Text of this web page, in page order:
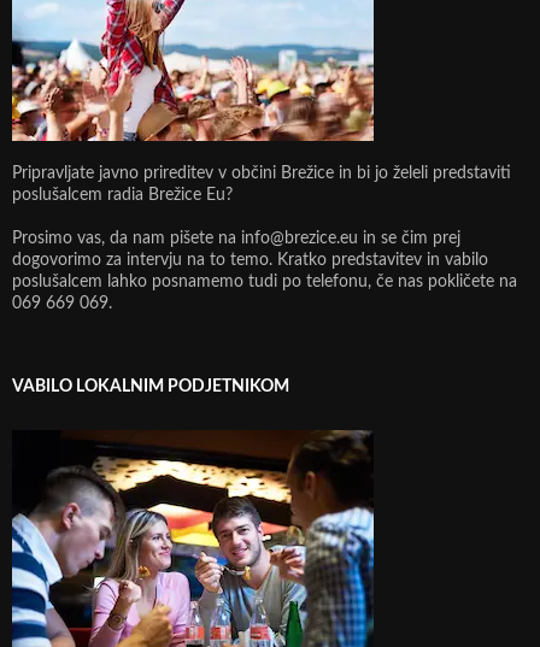
Pripravljate javno prireditev v občini Brežice in bi jo želeli predstaviti
poslušalcem radia Brežice Eu?
Prosimo vas, da nam pišete na info@brezice.eu in se čim prej
dogovorimo za intervju na to temo. Kratko predstavitev in vabilo
poslušalcem lahko posnamemo tudi po telefonu, če nas pokličete na
069 669 069.
VABILO LOKALNIM PODJETNIKOM